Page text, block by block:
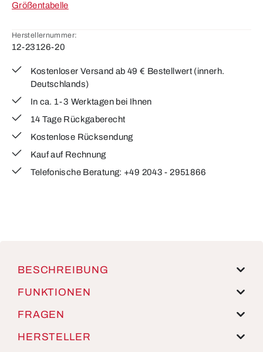
Größentabelle
Herstellernummer:
12-23126-20
Kostenloser Versand ab 49 € Bestellwert (innerh.
Deutschlands)
In ca. 1-3 Werktagen bei Ihnen
14 Tage Rückgaberecht
Kostenlose Rücksendung
Kauf auf Rechnung
Telefonische Beratung: +49 2043 - 2951866
BESCHREIBUNG
FUNKTIONEN
FRAGEN
HERSTELLER